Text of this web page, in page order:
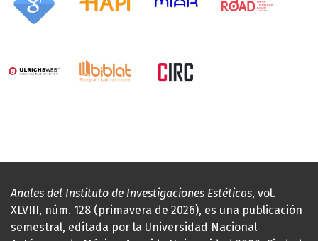
Anales del Instituto de Investigaciones Estéticas, vol.
XLVIII, núm. 128 (primavera de 2026), es una publicación
semestral, editada por la Universidad Nacional